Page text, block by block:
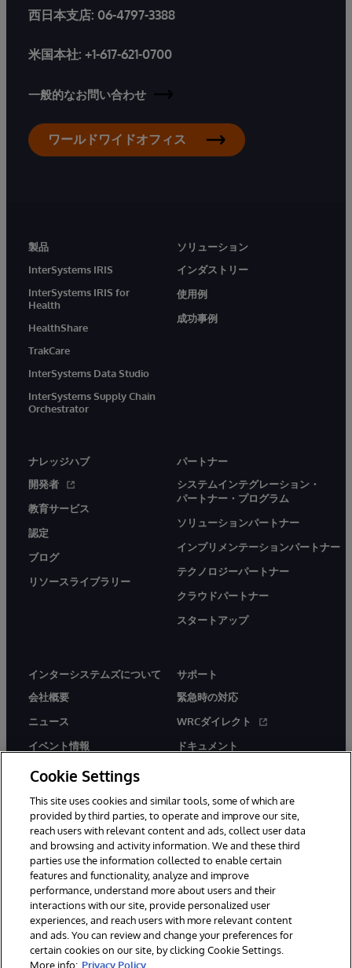
西日本支店: 06-4797-3388
米国本社: +1-617-621-0700
一般的なお問い合わせ
ワールドワイドオフィス
製品
InterSystems IRIS
InterSystems IRIS for
Health
HealthShare
TrakCare
InterSystems Data Studio
InterSystems Supply Chain
Orchestrator
ソリューション
インダストリー
使用例
成功事例
ナレッジハブ
開発者
教育サービス
認定
ブログ
リソースライブラリー
パートナー
システムインテグレーション・
パートナー・プログラム
ソリューションパートナー
インプリメンテーションパートナー
テクノロジーパートナー
クラウドパートナー
スタートアップ
インターシステムズについて
会社概要
ニュース
イベント情報
採用情報
サポート
緊急時の対応
WRCダイレクト
ドキュメント
© 1996-2026Y InterSystems Corporation, Boston, MA. All Rights
Reserved.
お知らせ／ご利用規約
プライバシーステートメント
保証について
アクセシビリティ
Cookie Settings
This site uses cookies and similar tools, some of which are
provided by third parties, to operate and improve our site,
reach users with relevant content and ads, collect user data
and browsing and activity information. We and these third
parties use the information collected to enable certain
features and functionality, analyze and improve
performance, understand more about users and their
interactions with our site, provide personalized user
experiences, and reach users with more relevant content
and ads. You can review and change your preferences for
certain cookies on our site, by clicking Cookie Settings.
More info: Privacy Policy